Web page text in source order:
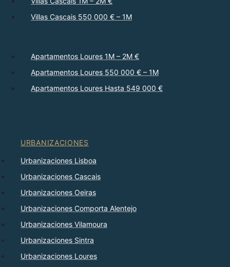
Villas Cascais 550 000 € – 1M
Apartamentos Loures 1M – 2M €
Apartamentos Loures 550 000 € – 1M
Apartamentos Loures Hasta 549 000 €
URBANIZACIONES
Urbanizaciones Lisboa
Urbanizaciones Cascais
Urbanizaciones Oeiras
Urbanizaciones Comporta Alentejo
Urbanizaciones Vilamoura
Urbanizaciones Sintra
Urbanizaciones Loures